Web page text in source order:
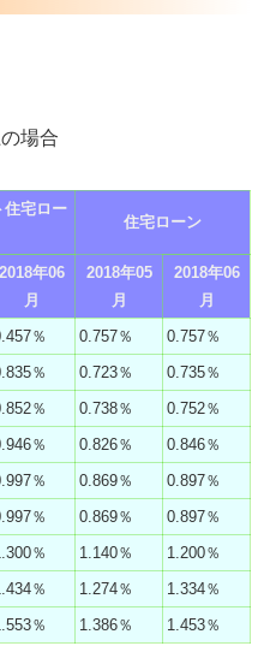
場合
住宅ロー
住宅ローン
2018年06
月
2018年05
月
2018年06
月
％ 0.757％ 0.757％
％ 0.723％
0.735％
％ 0.738％
0.752％
％ 0.826％
0.846％
％ 0.869％
0.897％
％ 0.869％
0.897％
％ 1.140％
1.200％
％ 1.274％
1.334％
％ 1.386％ 1.453％